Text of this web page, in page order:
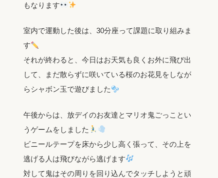
もなります
室内で運動した後は、30分座って課題に取り組みま
す
それが終わると、今日はお天気も良くお外に飛び出
して、まだ散らずに咲いている桜のお花見をしなが
らシャボン玉で遊びました
午後からは、放デイのお友達とマリオ鬼ごっことい
うゲームをしました
ビニールテープを床から少し高く張って、その上を
逃げる人は飛びながら逃げます
対して鬼はその周りを回り込んでタッチしようと頑